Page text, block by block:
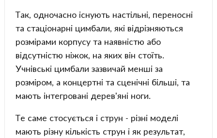
Так, одночасно існують настільні, переносні
та стаціонарні цимбали, які відрізняються
розмірами корпусу та наявністю або
відсутністю ніжок, на яких він стоїть.
Учнівські цимбали зазвичай менші за
розміром, а концертні та сценічні більші, та
мають інтегровані дерев'яні ноги.
Те саме стосується і струн - різні моделі
мають різну кількість струн і як результат,